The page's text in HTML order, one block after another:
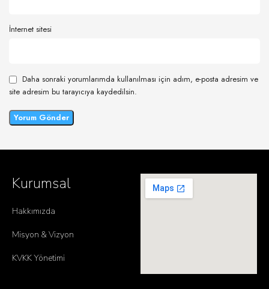
İnternet sitesi
Daha sonraki yorumlarımda kullanılması için adım, e-posta adresim ve
site adresim bu tarayıcıya kaydedilsin.
Kurumsal
Hakkımızda
Misyon & Vizyon
KVKK Yönetimi